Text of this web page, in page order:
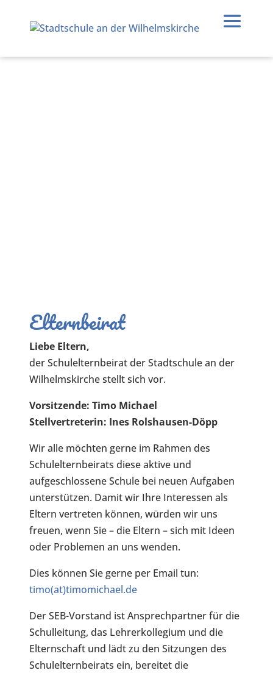
Elternbeirat
Liebe Eltern,
der Schulelternbeirat der Stadtschule an der
Wilhelmskirche stellt sich vor.
Vorsitzende: Timo Michael
Stellvertreterin: Ines Rolshausen-Döpp
Wir alle möchten gerne im Rahmen des
Schulelternbeirats diese aktive und
aufgeschlossene Schule bei neuen Aufgaben
unterstützen. Damit wir Ihre Interessen als
Eltern vertreten können, würden wir uns
freuen, wenn Sie – die Eltern – sich mit Ideen
oder Problemen an uns wenden.
Dies können Sie gerne per Email tun:
timo(at)timomichael.de
Der SEB-Vorstand ist Ansprechpartner für die
Schulleitung, das Lehrerkollegium und die
Elternschaft und lädt zu den Sitzungen des
Schulelternbeirats ein, bereitet die